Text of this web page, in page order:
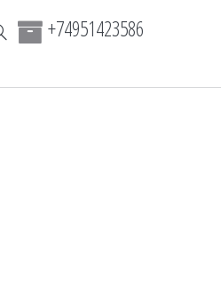
+74951423586